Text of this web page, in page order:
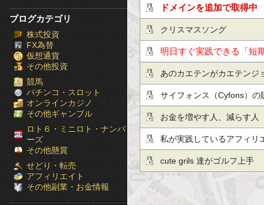
け
ア
ン
テ
ナ
［ブ
ロ
グ
ラ
ブログカテゴリ
株式投資
FX為替
仮想通貨
その他投資
競馬
パチンコ・スロット
オンラインカジノ
その他ギャンブル
ロト６・ミニロト・ナンバ
ーズ
その他懸賞
せどり・転売
アフィリエイト
その他副業・お金情報
必見！投資の失敗は投資
ドメインを追加で取得中
クリスマスソング
明日すぐ実践できる「短
だけ公開！
あのカエテンがカエテンジ
スマホ対策化されてただと
サイフォンス（Cyfons）の
お金を増やす人、減らす人
私が実践しているアフィリ
cute grils 達がゴルフ上手